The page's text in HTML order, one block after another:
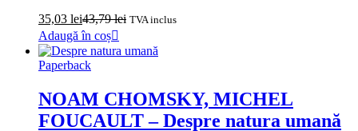
35,03 lei43,79lei TVA inclus
Adaugă în coș
Paperback
NOAM CHOMSKY, MICHEL
FOUCAULT – Despre natura umană